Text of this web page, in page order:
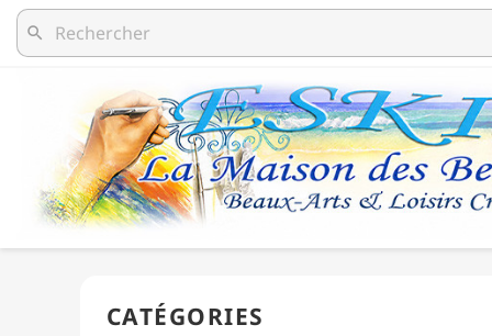
search
Accessoires & Nettoyants